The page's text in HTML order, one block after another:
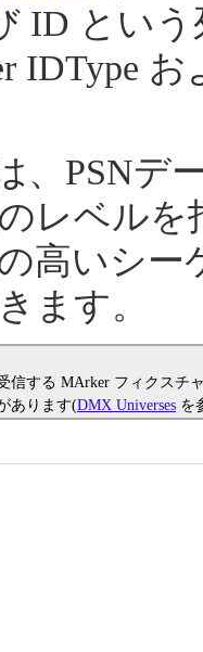
ID とい
IDType
、PSNデ
レベル
高いシー
ます。
信する MArker フィクスチ
あります(DMX Universes を